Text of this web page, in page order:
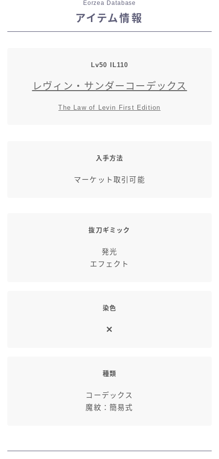
極シタデル・ボズヤ追憶戦
Eorzea Database
アイテム情報
Lv50 IL110
レヴィン・サンダーコーデックス
The Law of Levin First Edition
入手方法
マーケット取引可能
抜刀ギミック
発光
エフェクト
染色
種類
コーデックス
魔紋：簡易式